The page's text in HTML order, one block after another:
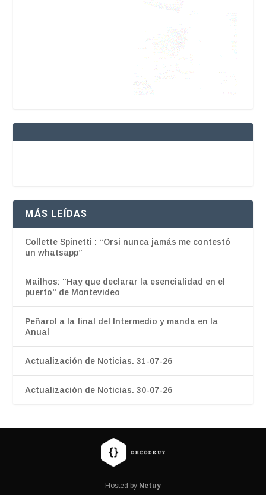
MÁS LEÍDAS
Collette Spinetti : “Orsi nunca jamás me contestó
un whatsapp”
Mailhos: "Hay que declarar la esencialidad en el
puerto" de Montevideo
Peñarol a la final del Intermedio y manda en la
Anual
Actualización de Noticias. 31-07-26
Actualización de Noticias. 30-07-26
Hosted by Netuy